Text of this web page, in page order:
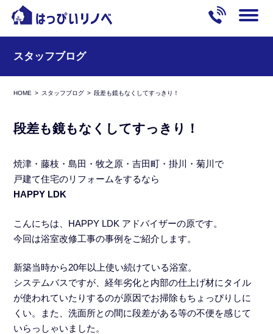
スタッフブログ
HOME スタッフブログ 段差も鏡もなくしてすっきり！
段差も鏡もなくしてすっきり！
焼津・藤枝・島田・牧之原・吉田町・掛川・菊川で
戸建て住宅のリフォームをするなら
HAPPY LDK
こんにちは、HAPPY LDK アドバイザーの原です。
今回は浴室改修工事の事例をご紹介します。
新築当時から20年以上使い続けている浴室。
システムバスですが、経年劣化と内部の仕上げ材にタイル
が使われていたりするのが原因でお掃除もちょっぴりしに
くい。また、洗面所との間に段差がある等の不便を感じて
いらっしゃいました。